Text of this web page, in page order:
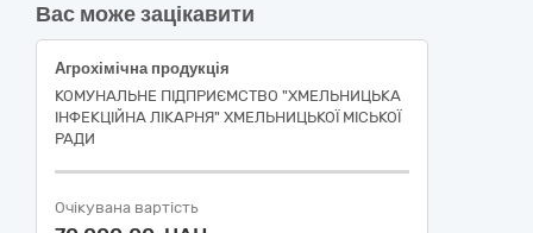
Вас може зацікавити
Агрохімічна продукція
КОМУНАЛЬНЕ ПІДПРИЄМСТВО "ХМЕЛЬНИЦЬКА
ІНФЕКЦІЙНА ЛІКАРНЯ" ХМЕЛЬНИЦЬКОЇ МІСЬКОЇ
РАДИ
Очікувана вартість